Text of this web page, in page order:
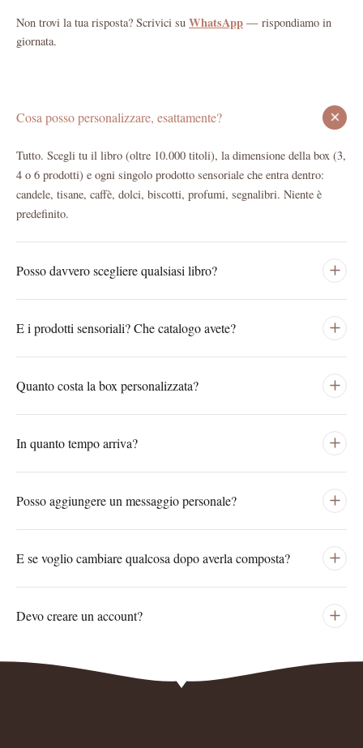
Non trovi la tua risposta? Scrivici su WhatsApp — rispondiamo in
giornata.
Cosa posso personalizzare, esattamente?
Tutto. Scegli tu il libro (oltre 10.000 titoli), la dimensione della box (3,
4 o 6 prodotti) e ogni singolo prodotto sensoriale che entra dentro:
candele, tisane, caffè, dolci, biscotti, profumi, segnalibri. Niente è
predefinito.
Posso davvero scegliere qualsiasi libro?
E i prodotti sensoriali? Che catalogo avete?
Quanto costa la box personalizzata?
In quanto tempo arriva?
Posso aggiungere un messaggio personale?
E se voglio cambiare qualcosa dopo averla composta?
Devo creare un account?